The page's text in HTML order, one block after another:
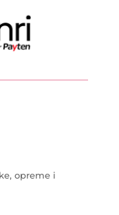
opreme i